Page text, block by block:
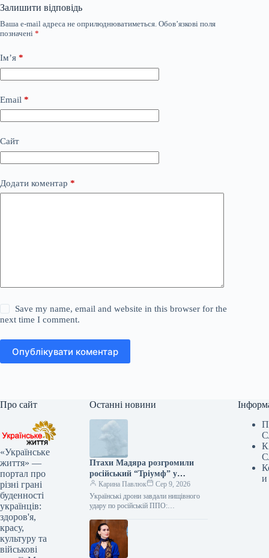
Залишити відповідь
Ваша e-mail адреса не оприлюднюватиметься. Обов’язкові поля
позначені *
Ім’я *
Email *
Сайт
Додати коментар *
Save my name, email and website in this browser for the
next time I comment.
Опублікувати коментар
Про сайт
«Українське
життя» —
портал про
різні грані
буденності
українців:
здоров'я,
красу,
культуру та
військові
Останні новини
Птахи Мадяра розгромили
російський “Тріумф” у
Геленджику
Карина Павлюк
Сер 9, 2026
Українські дрони завдали нищівного
удару по російській ППО:
чотири інші об’єкти Українські
захисники завдали потужного…
и